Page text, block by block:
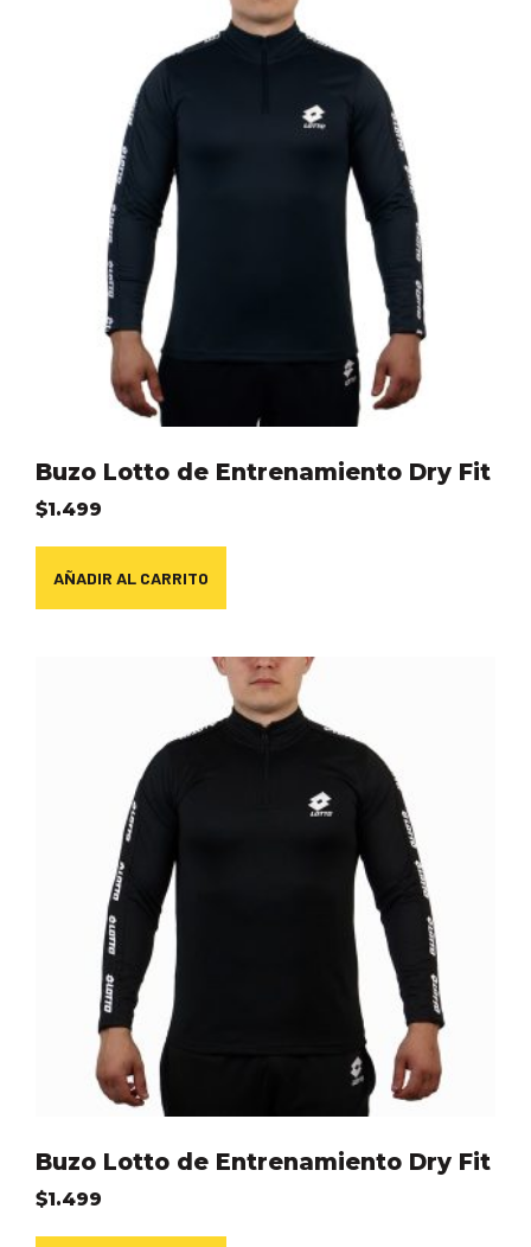
Buzo Lotto de Entrenamiento Dry Fit
$1.499
AÑADIR AL CARRITO
Buzo Lotto de Entrenamiento Dry Fit
$1.499